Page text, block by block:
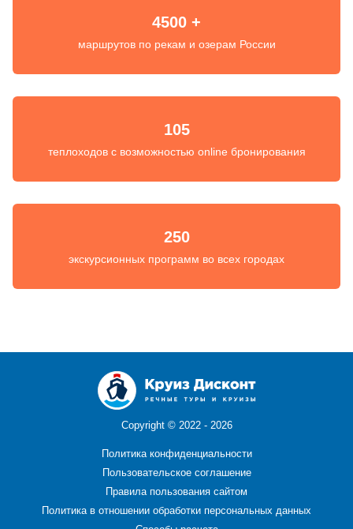
4500 +
маршрутов по рекам и озерам России
105
теплоходов с возможностью online бронирования
250
экскурсионных программ во всех городах
Copyright © 2022 - 2026
Политика конфиденциальности
Пользовательское соглашение
Правила пользования сайтом
Политика в отношении обработки персональных данных